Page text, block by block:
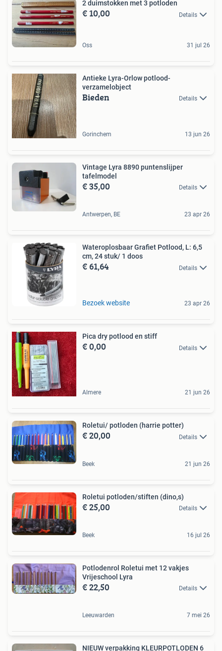
2 duimstokken met 3 potloden
€ 10,00 Details
Oss 31 jul 26
Antieke Lyra-Orlow potlood-
verzamelobject
Bieden Details
Gorinchem 13 jun 26
Vintage Lyra 8890 puntenslijper
tafelmodel
€ 35,00 Details
Antwerpen, BE 23 apr 26
Wateroplosbaar Grafiet Potlood, L: 6,5
cm, 24 stuk/ 1 doos
€ 61,64 Details
Bezoek website 23 apr 26
Pica dry potlood en stiff
€ 0,00 Details
Almere 21 jun 26
Roletui/ potloden (harrie potter)
€ 20,00 Details
Beek 21 jun 26
Roletui potloden/stiften (dino,s)
€ 25,00 Details
Beek 16 jul 26
Potlodenrol Roletui met 12 vakjes
Vrijeschool Lyra
€ 22,50 Details
Leeuwarden 7 mei 26
NIEUW verpakking KLEURPOTLODEN 6